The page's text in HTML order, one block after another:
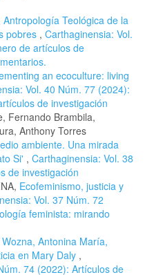
Antropología Teológica de la
pobres , Carthaginensia: Vol.
de artículos de
an ecoculture: living
Vol. 40 Núm. 77 (2024):
de investigación
Fernando Brambila,
Anthony Torres
ambiente. Una mirada
Si' , Carthaginensia: Vol. 38
de investigación
Ecofeminismo, justicia y
Vol. 37 Núm. 72
feminista: mirando
Wozna, Antonina María,
en Mary Daly ,
74 (2022): Artículos de